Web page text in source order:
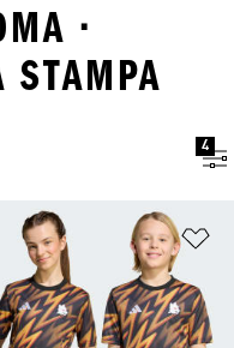
·
STAMPA
4
alla lista dei desideri